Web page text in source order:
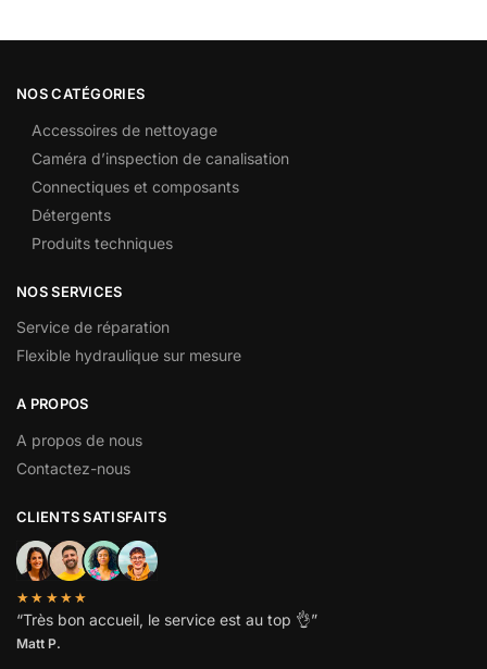
NOS CATÉGORIES
Accessoires de nettoyage
Caméra d’inspection de canalisation
Connectiques et composants
Détergents
Produits techniques
NOS SERVICES
Service de réparation
Flexible hydraulique sur mesure
A PROPOS
A propos de nous
Contactez-nous
CLIENTS SATISFAITS
★★★★★
“Très bon accueil, le service est au top 👌”
Matt P.